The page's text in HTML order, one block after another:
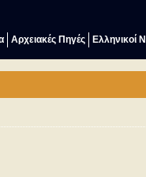
Αρχειακές Πηγές Ελληνικοί